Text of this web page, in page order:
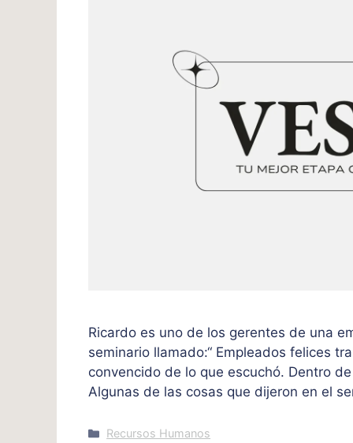
Ricardo es uno de los gerentes de una
seminario llamado:“ Empleados felices
convencido de lo que escuchó. Dentro
Algunas de las cosas que dijeron en el
Categories
Recursos Humanos